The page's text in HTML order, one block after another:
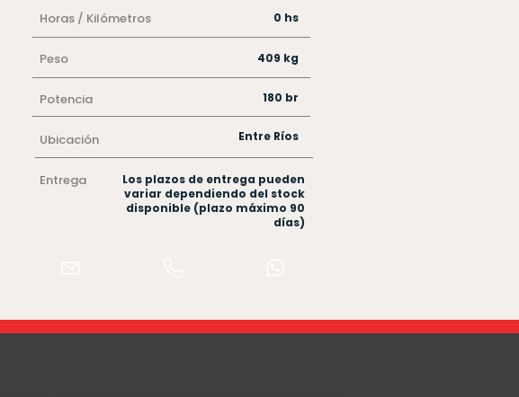
Horas / Kilómetros
Peso
Potencia
Ubicación
Entrega
0 hs
409 kg
180 br
Entre Ríos
Los plazos de entrega pueden
variar dependiendo del stock
disponible (plazo máximo 90
días)